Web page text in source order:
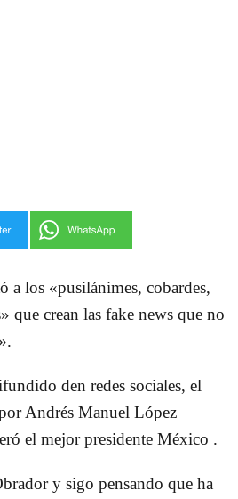
a los «pusilánimes, cobardes,
que crean las fake news que no
den redes sociales, el
Andrés Manuel López
el mejor presidente México .
y sigo pensando que ha